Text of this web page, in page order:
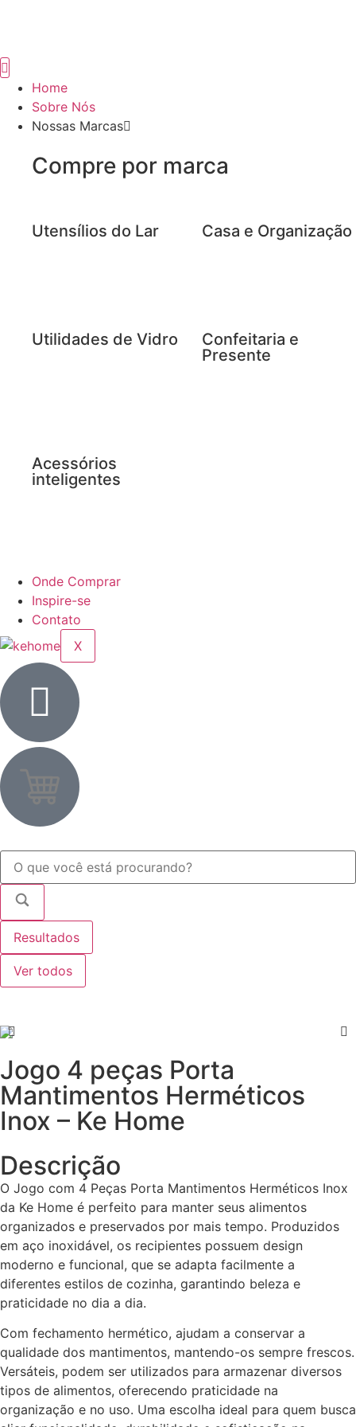
Home
Sobre Nós
Nossas Marcas
Compre por marca
Utensílios do Lar Casa e Organização
Utilidades de Vidro
Confeitaria e
Presente
Acessórios
inteligentes
Onde Comprar
Inspire-se
Contato
X
Resultados
Ver todos
Jogo 4 peças Porta
Mantimentos Herméticos
Inox – Ke Home
Descrição
O Jogo com 4 Peças Porta Mantimentos Herméticos Inox
da Ke Home é perfeito para manter seus alimentos
organizados e preservados por mais tempo. Produzidos
em aço inoxidável, os recipientes possuem design
moderno e funcional, que se adapta facilmente a
diferentes estilos de cozinha, garantindo beleza e
praticidade no dia a dia.
Com fechamento hermético, ajudam a conservar a
qualidade dos mantimentos, mantendo-os sempre frescos.
Versáteis, podem ser utilizados para armazenar diversos
tipos de alimentos, oferecendo praticidade na
organização e no uso. Uma escolha ideal para quem busca